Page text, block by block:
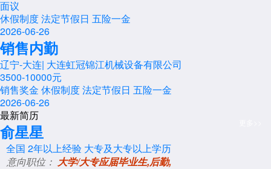
面议
休假制度法定节假日 五险一金
2026-06-26
销售内勤
辽宁-大连| 大连虹冠锦江机械设备有限公司
3500-10000元
销售奖金 休假制度法定节假日 五险一金
2026-06-26
最新简历
俞星星
全国 2年以上经验 大专及大专以上学历
意向职位： 大学/大专应届毕业生,后勤,